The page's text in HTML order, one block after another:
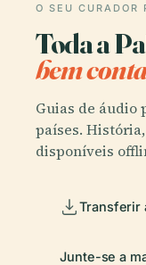
O SEU CURADOR
Toda a
bem
Guias de áudio
países.
disponíveis
Transferir
Junte-se a